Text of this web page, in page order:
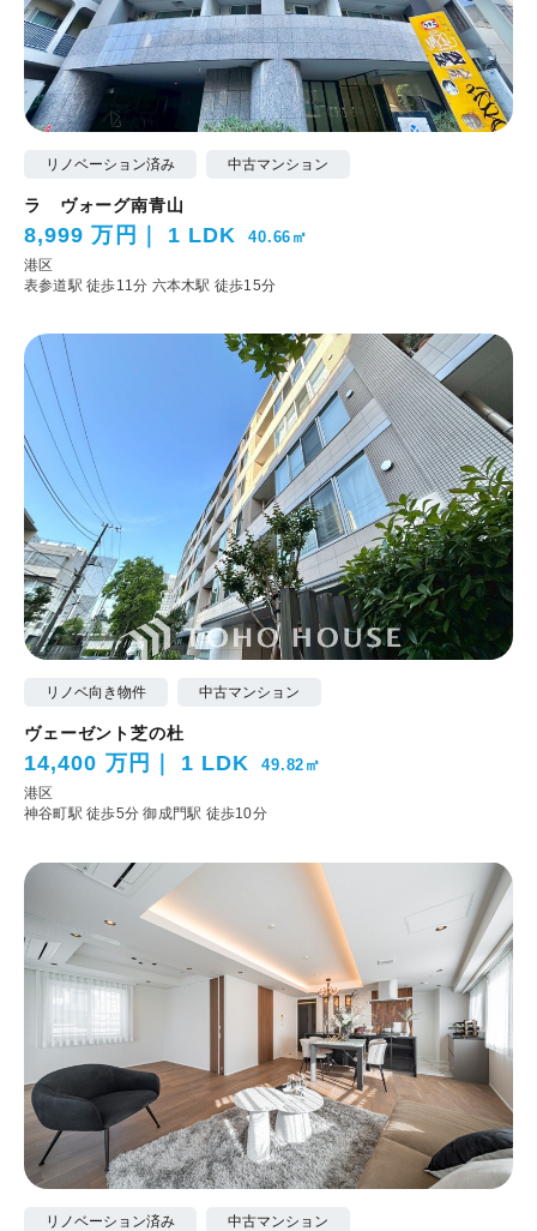
リノベーション済み 中古マンション
ラ ヴォーグ南青山
8,999 万円 1 LDK 40.66㎡
港区
表参道駅 徒歩11分 六本木駅 徒歩15分
リノベ向き物件 中古マンション
ヴェーゼント芝の杜
14,400 万円 1 LDK 49.82㎡
港区
神谷町駅 徒歩5分御成門駅 徒歩10分
リノベーション済み 中古マンション